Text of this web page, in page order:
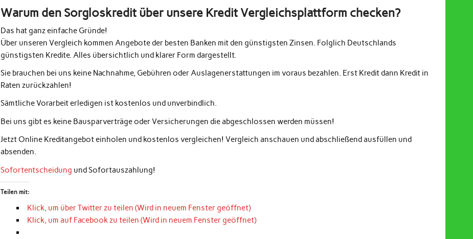
Warum den Sorgloskredit über unsere Kredit Vergleichsplattform checken?
Das hat ganz einfache Gründe!
Über unseren Vergleich kommen Angebote der besten Banken mit den günstigsten Zinsen. Folglich Deutschlands
günstigsten Kredite. Alles übersichtlich und klarer Form dargestellt.
Sie brauchen bei uns keine Nachnahme, Gebühren oder Auslagenerstattungen im voraus bezahlen. Erst Kredit dann Kredit in
Raten zurückzahlen!
Sämtliche Vorarbeit erledigen ist kostenlos und unverbindlich.
Bei uns gibt es keine Bausparverträge oder Versicherungen die abgeschlossen werden müssen!
Jetzt Online Kreditangebot einholen und kostenlos vergleichen! Vergleich anschauen und abschließend ausfüllen und
absenden.
Sofortentscheidung und Sofortauszahlung!
Teilen mit:
Klick, um über Twitter zu teilen (Wird in neuem Fenster geöffnet)
Klick, um auf Facebook zu teilen (Wird in neuem Fenster geöffnet)